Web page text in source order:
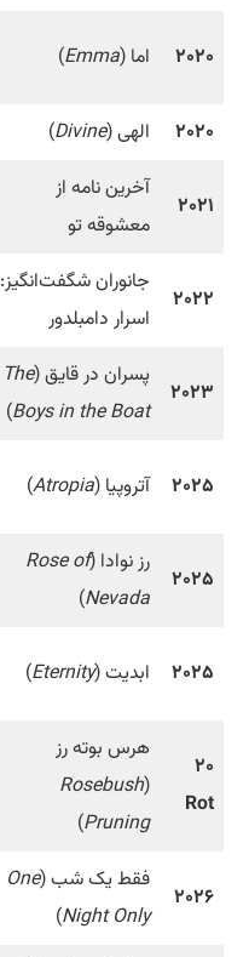
۲۰۲۰ اما (Emma
)
۲۰۲۰
الهی (Divine
)
۲۰۲۱
آخرین نامه از
معشوقه تو
۲۰۲۲
جانوران شگفت‌انگیز:
اسرار دامبلدور
۲۰۲۳
پسران در قایق (The
Boys in the Boat
)
۲۰۲۵ آتروپیا (Atropia
)
۲۰۲۵
رز نوادا (Rose of
Nevada
)
۲۰۲۵ ابدیت (Eternity
)
۲۰
Rot
هرس بوته رز
(
Rosebush
Pruning
)
۲۰۲۶
فقط یک شب (One
Night Only
)